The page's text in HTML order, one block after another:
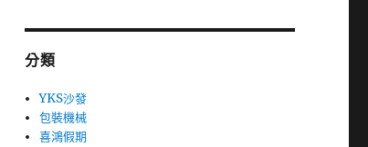
分類
YKS沙發
包裝機械
喜鴻假期